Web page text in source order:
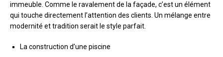
immeuble. Comme le ravalement de la façade, c’est un élément
qui touche directement l’attention des clients. Un mélange entre
modernité et tradition serait le style parfait.
La construction d’une piscine